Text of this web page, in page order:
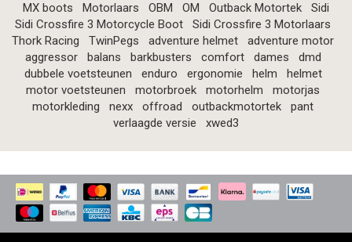
MX boots
Motorlaars OBM OM Outback Motortek
Sidi
Sidi Crossfire 3 Motorcycle Boot
Sidi Crossfire 3 Motorlaars
Thork Racing
TwinPegs adventure helmet
adventure motor
aggressor
balans barkbusters comfort dames
dmd
dubbele voetsteunen
enduro ergonomie helm
helmet
motor voetsteunen
motorbroek motorhelm
motorjas
motorkleding
nexx offroad outbackmotortek
pant
verlaagde versie
xwed3